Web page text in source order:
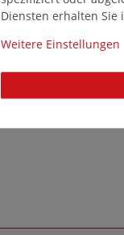
Diensten erhalten Sie
Weitere Einstellungen